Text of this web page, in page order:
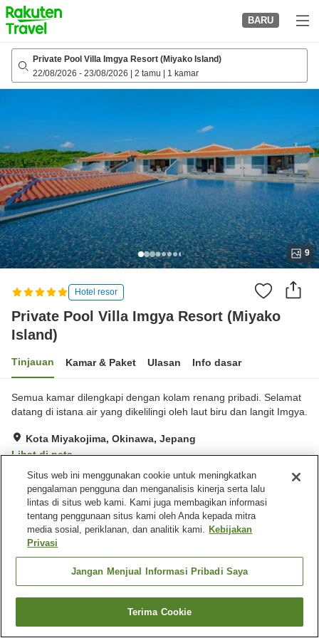
to
top
page
BARU
Private Pool Villa Imgya Resort (Miyako Island)
22/08/2026 - 23/08/2026 2 tamu 1 kamar
9
Hotel resor
Private Pool Villa Imgya Resort (Miyako
Island)
Tinjauan Kamar & Paket Ulasan Info dasar
Semua kamar dilengkapi dengan kolam renang pribadi. Selamat
datang di istana air yang dikelilingi oleh laut biru dan langit Imgya.
Kota Miyakojima, Okinawa, Jepang
Lihat di peta
Baik Ulasan:4
Fasilitas properti
Wi-Fi
Tempat parkir
Beranda Jepang Okinawa
Kota Miyakojima
Cari kamar
Situs web ini menggunakan cookie untuk meningkatkan
pengalaman pengguna dan menganalisis kinerja serta lalu
lintas di situs web kami. Kami juga membagikan informasi
tentang penggunaan situs kami oleh Anda kepada mitra
media sosial, periklanan, dan analitik kami. Kebijakan
Privasi
Jangan Menjual Informasi Pribadi Saya
Terima Cookie